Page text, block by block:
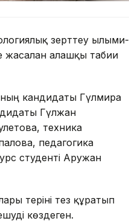
зерттеу ғылыми-
алғашқы табиғи
кандидаты Гүлмира
Гүлжан
техника
педагогика
студенті Аружан
теріні тез құрғатып
көздеген.